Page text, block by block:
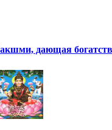
дающая